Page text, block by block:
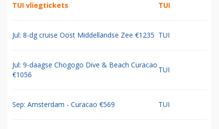
TUI vliegtickets TUI
Jul: 8-dg cruise Oost Middellandse Zee €1235 TUI
Jul: 9-daagse Chogogo Dive & Beach Curacao
€1056
TUI
Sep: Amsterdam - Curacao €569 TUI